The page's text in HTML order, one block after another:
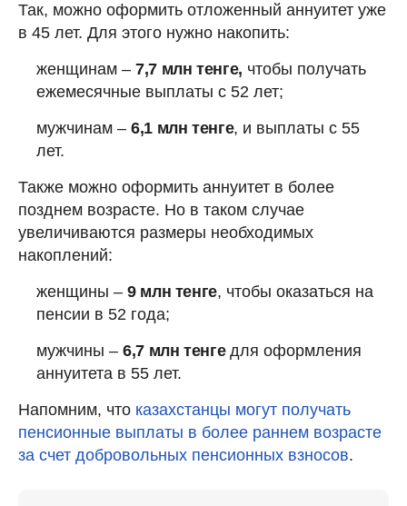
Так, можно оформить отложенный аннуитет уже
в 45 лет. Для этого нужно накопить:
женщинам – 7,7 млн тенге, чтобы получать
ежемесячные выплаты с 52 лет;
мужчинам – 6,1 млн тенге, и выплаты с 55
лет.
Также можно оформить аннуитет в более
позднем возрасте. Но в таком случае
увеличиваются размеры необходимых
накоплений:
женщины – 9 млн тенге, чтобы оказаться на
пенсии в 52 года;
мужчины – 6,7 млн тенгедля оформления
аннуитета в 55 лет.
Напомним, что казахстанцы могут получать
пенсионные выплаты в более раннем возрасте
за счет добровольных пенсионных взносов.